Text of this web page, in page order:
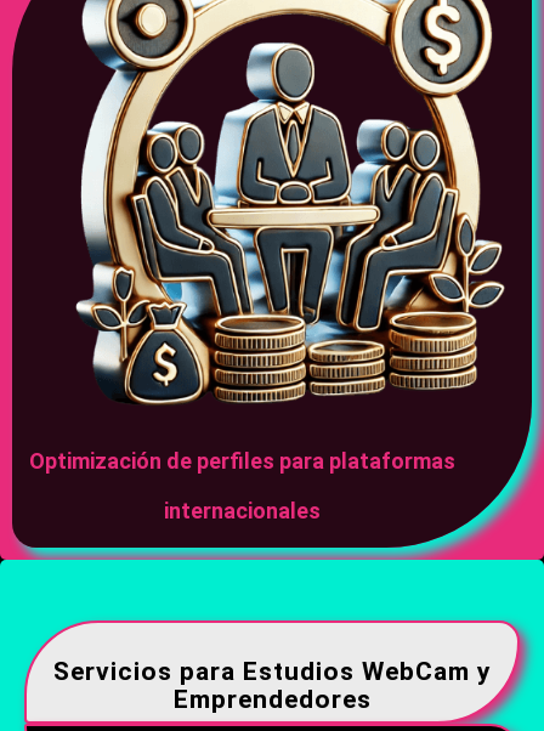
Optimización de perfiles para plataformas
internacionales
Servicios para Estudios WebCam y
Emprendedores